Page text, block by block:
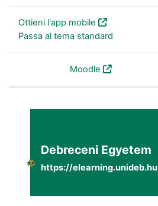
Ottieni l'app mobile
Passa al tema standard
Moodle
Debreceni Egyetem
https://elearning.unideb.hu